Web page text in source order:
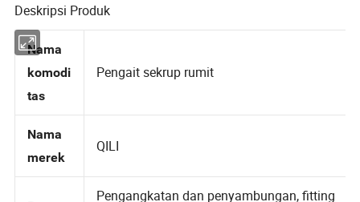
Deskripsi Produk
Nama
tas
Nama
merek